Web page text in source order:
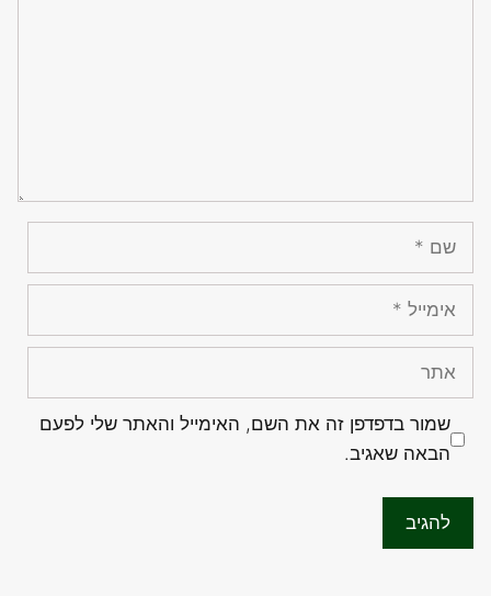
שמור בדפדפן זה את השם, האימייל והאתר שלי לפעם
הבאה שאגיב.